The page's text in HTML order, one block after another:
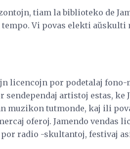
tiam la biblioteko de
Vi povas elekti aŭskulti
licencojn por podetalaj
sendependaj artistoj estas, ke
muzikon tutmonde, kaj ili
oferoj. Jamendo vendas
radio -skultantoj, festivaj